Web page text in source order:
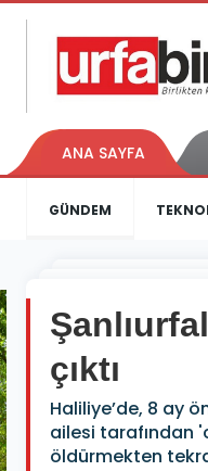
ANA SAYFA
GÜNDEM
çıktı
Haliliye’de, 8 ay
ailesi tarafından
öldürmekten